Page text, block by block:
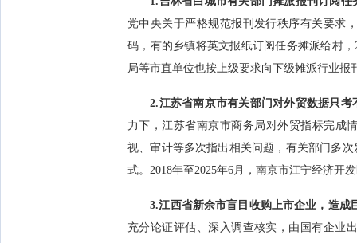
党中央关于严格规范报刊发行秩序有关要求
码，有的乡镇将英文报纸订阅任务摊派给村
局等市直单位也按上级要求向下级摊派行业
2.江苏省南京市有关部门对外贸数据只
力下，江苏省南京市商务局对外贸指标完成
视、审计等多次指出相关问题，有关部门多
式。2018年至2025年6月，南京市江宁经济开
3.江西省新余市盲目收购上市企业，造成
充分论证评估、深入调查核实，由国有企业